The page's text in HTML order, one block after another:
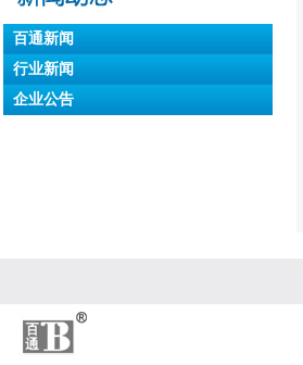
百通新闻
行业新闻
企业公告